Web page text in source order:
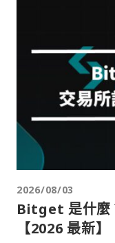
2026/08/03
Bitget 是什麼
【2026 最新】